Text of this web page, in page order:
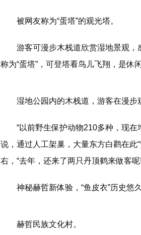
被网友称为“蛋塔”的观光塔。
游客可漫步木栈道欣赏湿地景观
称为“蛋塔”，可登塔看鸟儿飞翔，是休
湿地公园内的木栈道，游客在漫步
“以前野生保护动物210多种，现
说，通过人工架巢，大量东方白鹳在此
右，“去年，还来了两只丹顶鹤来做客呢
神秘赫哲新体验，“鱼皮衣”历史悠久
赫哲民族文化村。